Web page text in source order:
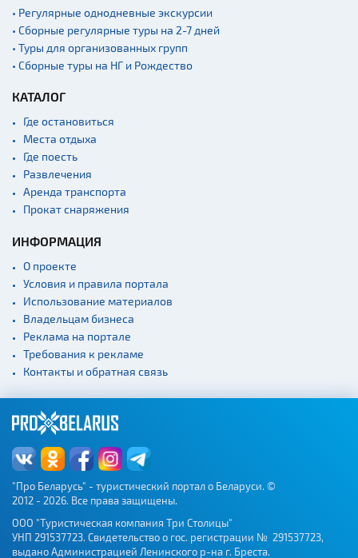
• Регулярные однодневные экскурсии
• Сборные регулярные туры на 2-7 дней
• Туры для организованных групп
• Сборные туры на НГ и Рождество
КАТАЛОГ
Где остановиться
Места отдыха
Где поесть
Развлечения
Аренда транспорта
Прокат снаряжения
ИНФОРМАЦИЯ
О проекте
Условия и правила портала
Использование материалов
Владельцам бизнеса
Реклама на портале
Требования к рекламе
Контакты и обратная связь
"Про Беларусь" - туристический портал о Беларуси. ©
2012 - 2026. Все права защищены.
ООО "Туристическая компания Три Столицы"
УНП 291537723. Свидетельство о гос. регистрации № 291537723,
выдано Администрацией Ленинского р-на г. Бреста.